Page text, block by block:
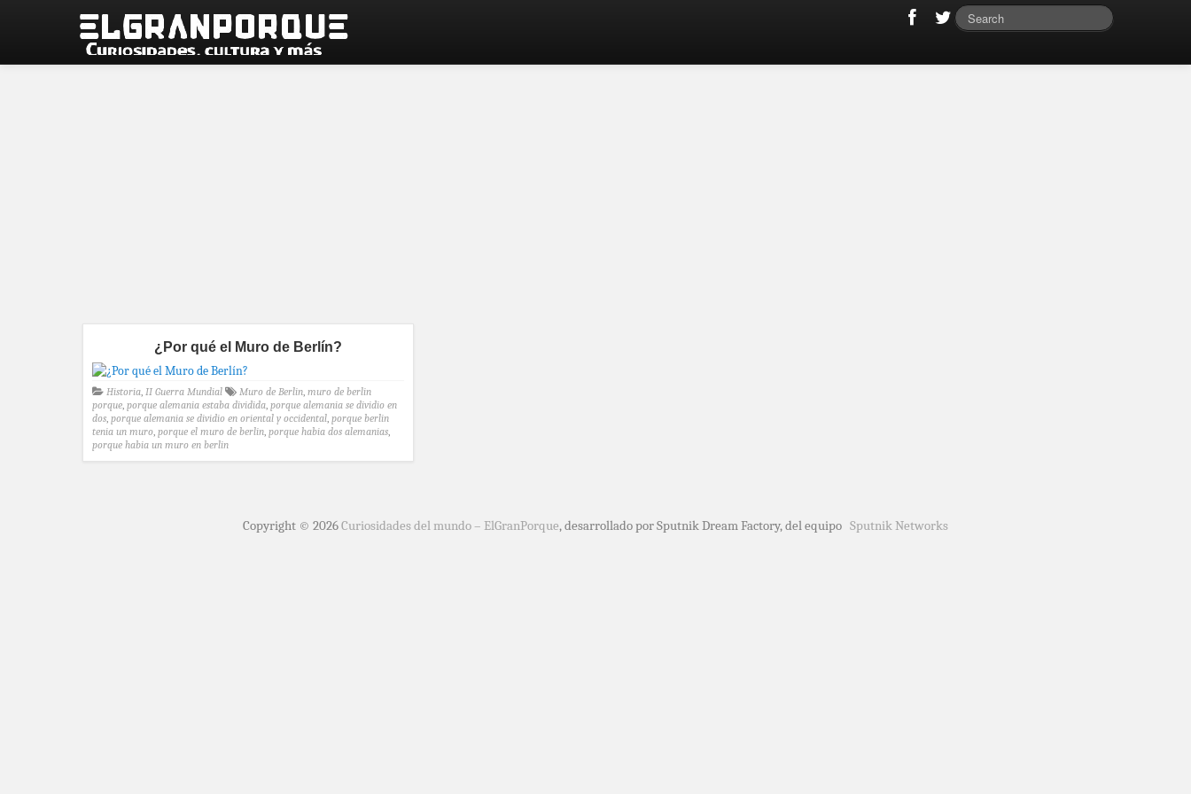
¿Por qué el Muro de Berlín?
Historia, II Guerra Mundial Muro de Berlin, muro de berlin
porque, porque alemania estaba dividida, porque alemania se dividio en
dos, porque alemania se dividio en oriental y occidental, porque berlin
tenia un muro, porque el muro de berlin, porque habia dos alemanias,
porque habia un muro en berlin
Copyright © 2026Curiosidades del mundo – ElGranPorque, desarrollado por Sputnik Dream Factory, del equipo Sputnik Networks